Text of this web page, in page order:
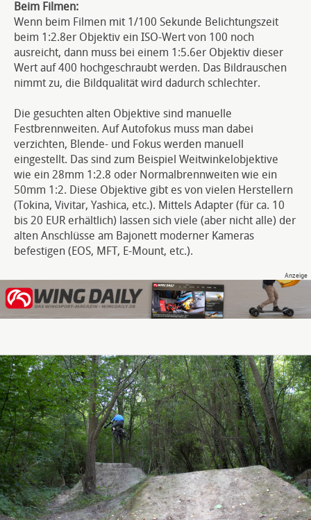
Beim Filmen:
Wenn beim Filmen mit 1/100 Sekunde Belichtungszeit
beim 1:2.8er Objektiv ein ISO-Wert von 100 noch
ausreicht, dann muss bei einem 1:5.6er Objektiv dieser
Wert auf 400 hochgeschraubt werden. Das Bildrauschen
nimmt zu, die Bildqualität wird dadurch schlechter.
Die gesuchten alten Objektive sind manuelle
Festbrennweiten. Auf Autofokus muss man dabei
verzichten, Blende- und Fokus werden manuell
eingestellt. Das sind zum Beispiel Weitwinkelobjektive
wie ein 28mm 1:2.8 oder Normalbrennweiten wie ein
50mm 1:2. Diese Objektive gibt es von vielen Herstellern
(Tokina, Vivitar, Yashica, etc.). Mittels Adapter (für ca. 10
bis 20 EUR erhältlich) lassen sich viele (aber nicht alle) der
alten Anschlüsse am Bajonett moderner Kameras
befestigen (EOS, MFT, E-Mount, etc.).